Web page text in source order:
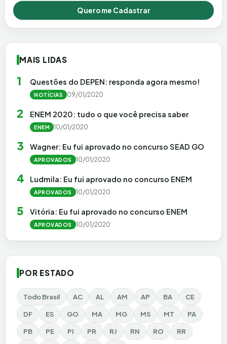
Quero me Cadastrar
MAIS LIDAS
1 Questões do DEPEN: responda agora mesmo!
NOTÍCIAS 09/01/2020
2 ENEM 2020: tudo o que você precisa saber
ENEM 10/01/2020
3 Wagner: Eu fui aprovado no concurso SEAD GO
APROVADOS 10/01/2020
4 Ludmila: Eu fui aprovado no concurso ENEM
APROVADOS 10/01/2020
5 Vitória: Eu fui aprovado no concurso ENEM
APROVADOS 10/01/2020
POR ESTADO
Todo Brasil AC AL AM AP BA CE
DF ES GO MA MG MS MT PA
PB PE PI PR RJ RN RO RR